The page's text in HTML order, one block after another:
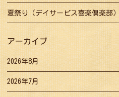
夏祭り（デイサービス喜楽倶楽部）
アーカイブ
2026年8月
2026年7月